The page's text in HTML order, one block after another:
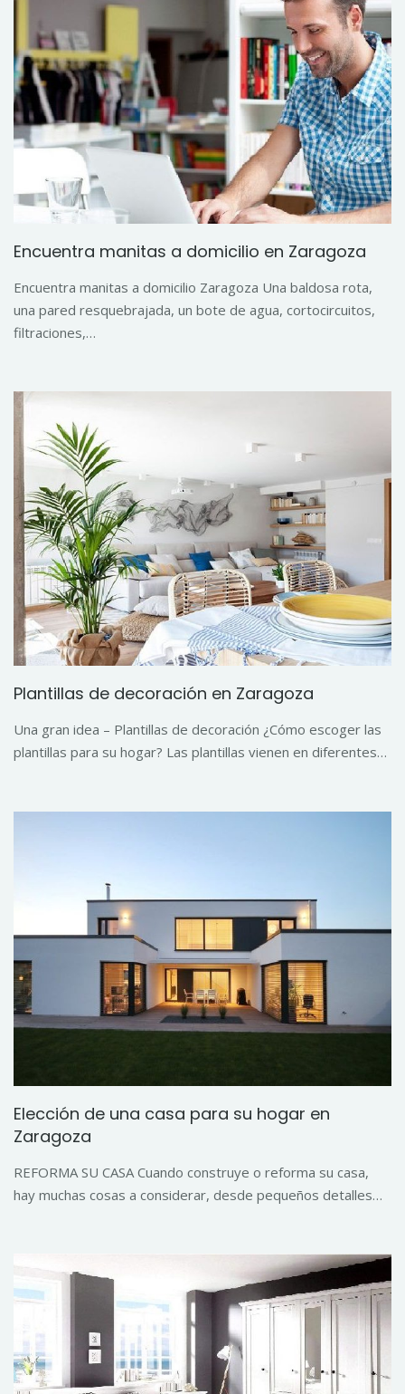
Encuentra manitas a domicilio en Zaragoza
Encuentra manitas a domicilio Zaragoza Una baldosa rota,
una pared resquebrajada, un bote de agua, cortocircuitos,
filtraciones,…
Plantillas de decoración en Zaragoza
Una gran idea – Plantillas de decoración ¿Cómo escoger las
plantillas para su hogar? Las plantillas vienen en diferentes…
Elección de una casa para su hogar en
Zaragoza
REFORMA SU CASA Cuando construye o reforma su casa,
hay muchas cosas a considerar, desde pequeños detalles…